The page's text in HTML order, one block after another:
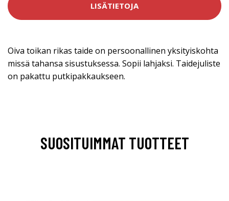
LISÄTIETOJA
Oiva toikan rikas taide on persoonallinen yksityiskohta
missä tahansa sisustuksessa. Sopii lahjaksi. Taidejuliste
on pakattu putkipakkaukseen.
SUOSITUIMMAT TUOTTEET